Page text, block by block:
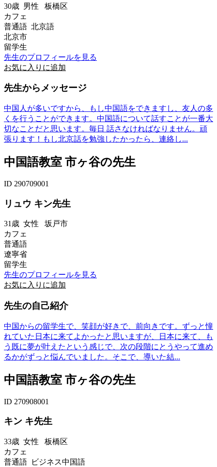
30歳 男性 板橋区
カフェ
普通語 北京語
北京市
留学生
先生のプロフィールを見る
お気に入りに追加
先生からメッセージ
中国人が多いですから、もし中国語をできますし、友人の多
くを行うことができます。中国語について話すことが一番大
切なことだと思います。毎日 話さなければなりません。頑
張ります！もし北京話を勉強したかったら、連絡し...
中国語教室 市ヶ谷の先生
ID 290709001
リュウ キン先生
31歳 女性 坂戸市
カフェ
普通語
遼寧省
留学生
先生のプロフィールを見る
お気に入りに追加
先生の自己紹介
中国からの留学生で、笑顔が好きで、前向きです。ずっと憧
れていた日本に来てよかったと思いますが、日本に来て、も
う既に夢が叶えたという感じで、次の段階にとうやって進め
るかがずっと悩んでいました。そこで、導いた結...
中国語教室 市ヶ谷の先生
ID 270908001
キン キ先生
33歳 女性 板橋区
カフェ
普通語 ビジネス中国語